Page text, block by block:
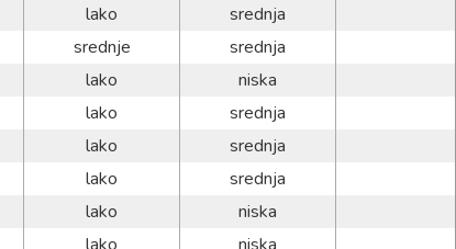
lako srednja
srednje srednja
lako niska
lako srednja
lako srednja
lako srednja
lako niska